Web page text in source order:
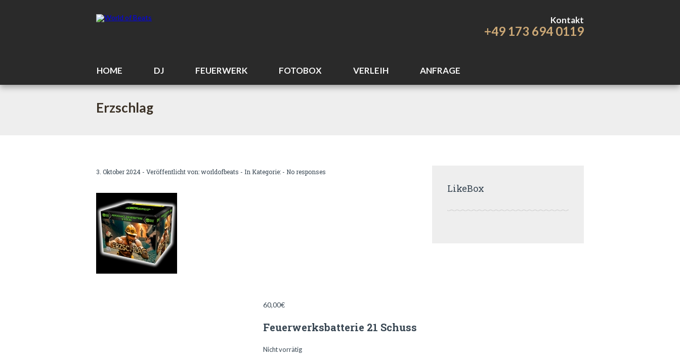
Kontakt
+49 173 694 0119
HOME DJ FEUERWERK FOTOBOX VERLEIH ANFRAGE
Erzschlag
3. Oktober 2024 - Veröffentlicht von:worldofbeats - In Kategorie: - No responses
60,00€
Feuerwerksbatterie 21 Schuss
Nicht vorrätig
LikeBox